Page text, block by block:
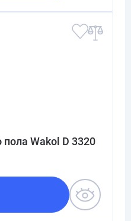
Wakol D 3320